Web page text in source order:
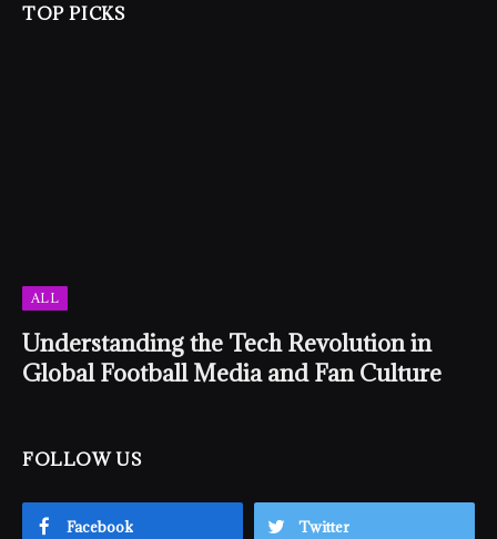
TOP PICKS
ALL
Understanding the Tech Revolution in
Global Football Media and Fan Culture
FOLLOW US
Facebook Twitter